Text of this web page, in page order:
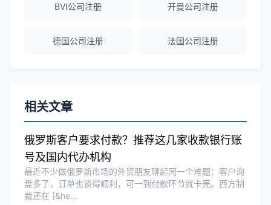
泰国公司注册和银行开户服务高效，推
刘总
泰国BOI申请+建厂规划一站式服务，完
美！
Olivia Wang ★★★★★
香港公司注册和审计服务专业高效，非常
BVI公司注册 开曼公司注册
德国公司注册 法国公司注册
相关文章
俄罗斯客户要求付款？推荐这几家收款银行账
号及国内代办机构
最近不少做俄罗斯市场的外贸朋友聊起同一个难题：客户询
盘多了，订单也谈得顺利，可一到付款环节就卡壳。西方制
裁还在 [&he…